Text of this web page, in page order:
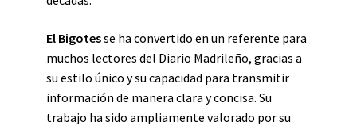
El Bigotesse ha convertido en un referente para
muchos lectores del Diario Madrileño, gracias a
su estilo único y su capacidad para transmitir
información de manera clara y concisa. Su
trabajo ha sido ampliamente valorado por su